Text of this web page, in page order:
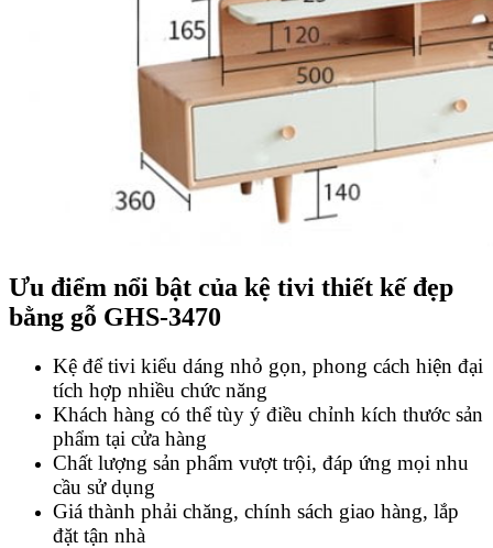
Ưu điểm nổi bật của kệ tivi thiết kế đẹp
bằng gỗ GHS-3470
Kệ để tivi kiểu dáng nhỏ gọn, phong cách hiện đại
tích hợp nhiều chức năng
Khách hàng có thể tùy ý điều chỉnh kích thước sản
phẩm tại cửa hàng
Chất lượng sản phẩm vượt trội, đáp ứng mọi nhu
cầu sử dụng
Giá thành phải chăng, chính sách giao hàng, lắp
đặt tận nhà